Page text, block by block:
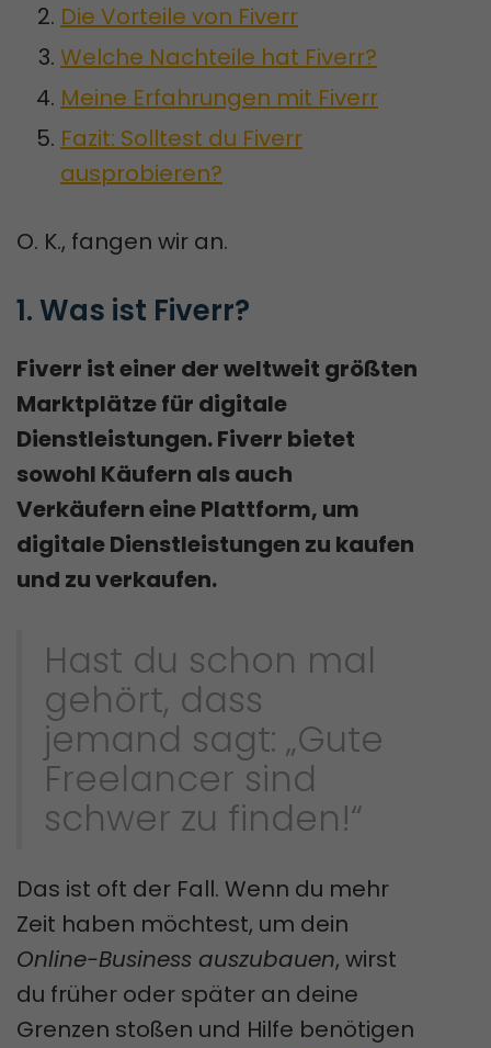
Die Vorteile von Fiverr
Welche Nachteile hat Fiverr?
Meine Erfahrungen mit Fiverr
Fazit: Solltest du Fiverr
ausprobieren?
O. K., fangen wir an.
1. Was ist Fiverr?
Fiverr ist einer der weltweit größten
Marktplätze für digitale
Dienstleistungen. Fiverr bietet
sowohl Käufern als auch
Verkäufern eine Plattform, um
digitale Dienstleistungen zu kaufen
und zu verkaufen.
Hast du schon mal
gehört, dass
jemand sagt: „Gute
Freelancer sind
schwer zu finden!“
Das ist oft der Fall. Wenn du mehr
Zeit haben möchtest, um dein
Online-Business auszubauen, wirst
du früher oder später an deine
Grenzen stoßen und Hilfe benötigen